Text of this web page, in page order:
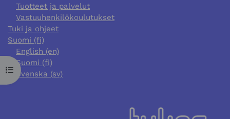
Avaa kurssisisältö
Tuotteet ja palvelut
Vastuuhenkilökoulutukset
Tuki ja ohjeet
Suomi ‎(fi)‎
English ‎(en)‎
Suomi ‎(fi)‎
Svenska ‎(sv)‎